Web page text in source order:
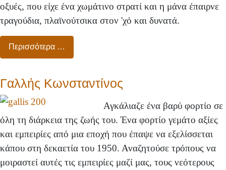
οξυές, που είχε ένα χωμάτινο στρατί και η μάνα έπαιρνε
τραγούδια, πλαϊνούτσικα στον 'χό και δυνατά.
Περισσότερα …
Γαλλής Κωνσταντίνος
Αγκάλιαζε ένα βαρύ φορτίο σε
όλη τη διάρκεια της ζωής του. Ένα φορτίο γεμάτο αξίες
και εμπειρίες από μια εποχή που έπαψε να εξελίσσεται
κάπου στη δεκαετία του 1950. Αναζητούσε τρόπους να
μοιραστεί αυτές τις εμπειρίες μαζί μας, τους νεότερους